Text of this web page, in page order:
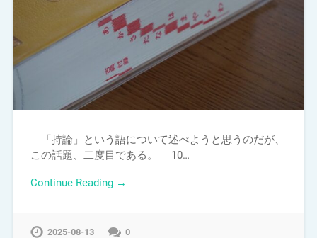
「持論」という語について述べようと思うのだが、
この話題、二度目である。 10…
Continue Reading →
2025-08-13 0